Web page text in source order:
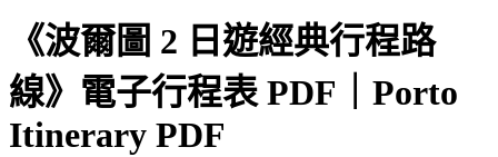
《波爾圖 2 日遊經典行程路
線》電子行程表 PDF｜Porto
Itinerary PDF